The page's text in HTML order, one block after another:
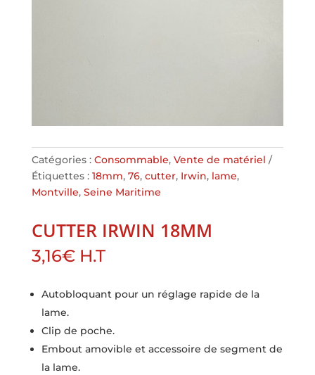
Catégories : Consommable, Vente de matériel
Étiquettes : 18mm, 76, cutter, Irwin, lame,
Montville, Seine Maritime
CUTTER IRWIN 18MM
3,16€ H.T
Autobloquant pour un réglage rapide de la
lame.
Clip de poche.
Embout amovible et accessoire de segment de
la lame.